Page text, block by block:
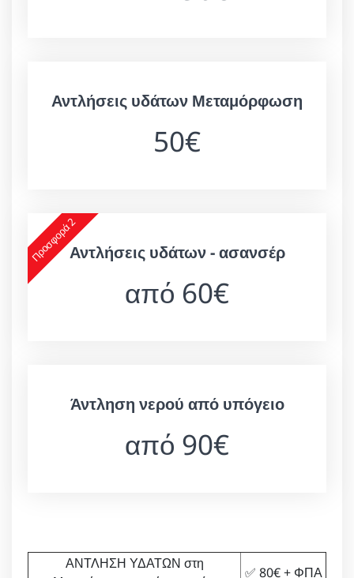
Αντλήσεις υδάτων Μεταμόρφωση
50€
Προσφορά 2Αντλήσεις υδάτων - ασανσέρ
από 60€
Άντληση νερού από υπόγειο
από 90€
ΑΝΤΛΗΣΗ ΥΔΑΤΩΝ στη
✅ 80€ + ΦΠΑ